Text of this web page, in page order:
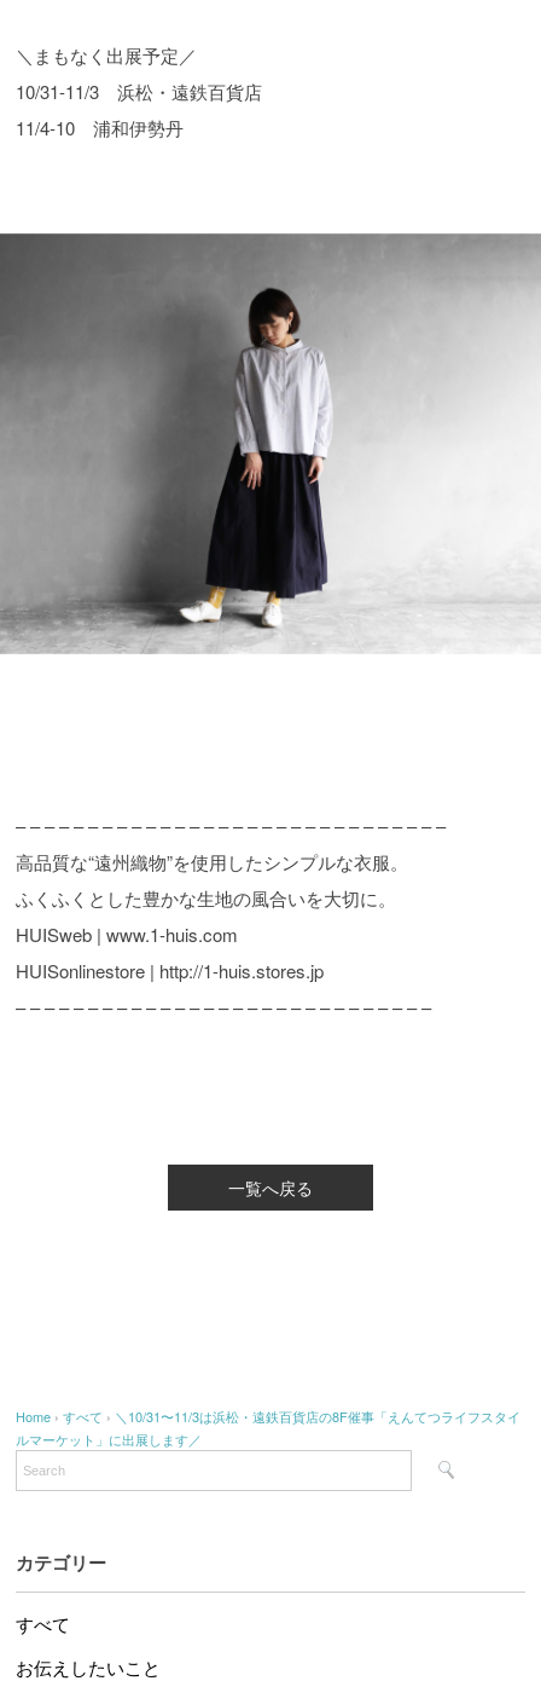
＼まもなく出展予定／
10/31-11/3 浜松・遠鉄百貨店
11/4-10 浦和伊勢丹
– – – – – – – – – – – – – – – – – – – – – – – – – – – – – –
高品質な“遠州織物”を使用したシンプルな衣服。
ふくふくとした豊かな生地の風合いを大切に。
HUISweb | www.1-huis.com
HUISonlinestore | http://1-huis.stores.jp
– – – – – – – – – – – – – – – – – – – – – – – – – – – – –
一覧へ戻る
Home ›すべて › ＼10/31〜11/3は浜松・遠鉄百貨店の8F催事「えんてつライフスタイ
ルマーケット」に出展します／
カテゴリー
すべて
お伝えしたいこと